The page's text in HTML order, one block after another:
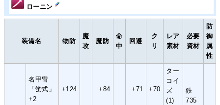
ローニン
装備名 物防
魔
攻
魔防
命
中
回避
ク
リ
レア
素材
必要
資材
防
御
属
性
名甲冑
「蛍式」
+2
+124 +84 +71 +70
ター
コイ
ズ
(1)
鉄
735